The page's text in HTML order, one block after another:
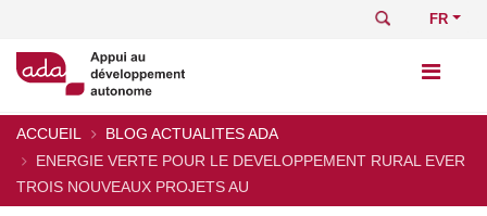
contenu
principal
Rechercher
Select
Fil
d'Ariane
ACCUEIL
BLOG ACTUALITES ADA
ENERGIE VERTE POUR LE DEVELOPPEMENT RURAL EVER
TROIS NOUVEAUX PROJETS AU